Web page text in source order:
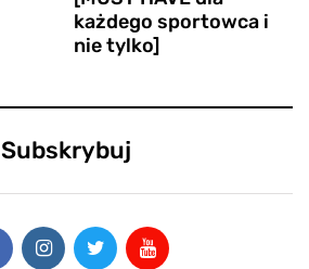
każdego sportowca i
nie tylko]
Subskrybuj